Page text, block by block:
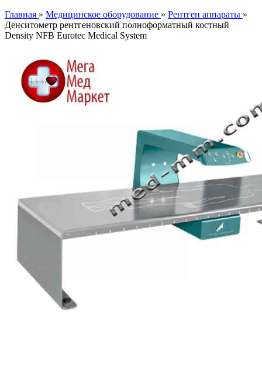
Главная » Медицинское оборудование » Рентген аппараты »
Денситометр рентгеновский полноформатный костный
Density NFB Eurotec Medical System